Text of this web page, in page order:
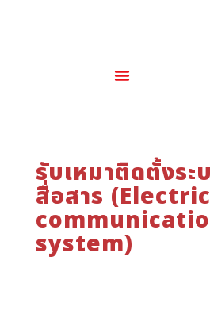
รับเหมาติดตั้งระ
สื่อสาร
system)